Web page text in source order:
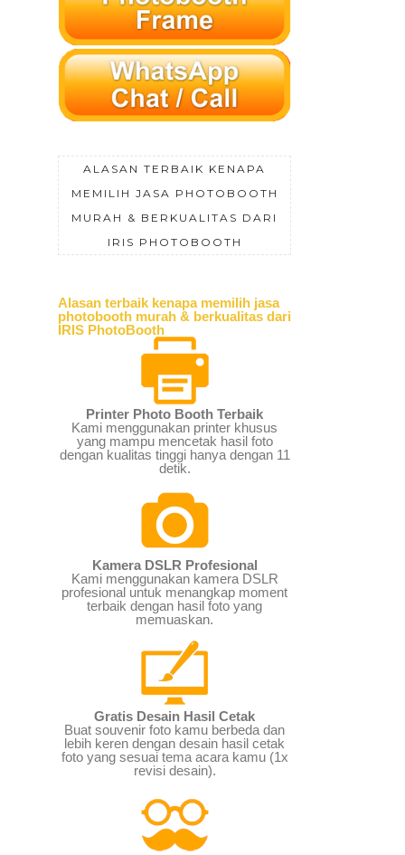
ALASAN TERBAIK KENAPA
MEMILIH JASA PHOTOBOOTH
MURAH & BERKUALITAS DARI
IRIS PHOTOBOOTH
Alasan terbaik kenapa memilih jasa
photobooth murah & berkualitas dari
IRIS PhotoBooth
Printer Photo Booth Terbaik
Kami menggunakan printer khusus
yang mampu mencetak hasil foto
dengan kualitas tinggi hanya dengan 11
detik.
Kamera DSLR Profesional
Kami menggunakan kamera DSLR
profesional untuk menangkap moment
terbaik dengan hasil foto yang
memuaskan.
Gratis Desain Hasil Cetak
Buat souvenir foto kamu berbeda dan
lebih keren dengan desain hasil cetak
foto yang sesuai tema acara kamu (1x
revisi desain).